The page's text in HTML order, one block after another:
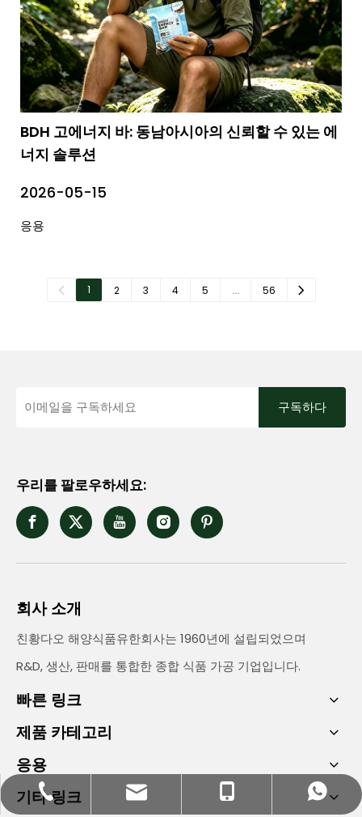
BDH 고에너지 바: 동남아시아의 신뢰할 수 있는 에
너지 솔루션
2026-05-15
응용
1 2 3 4 5 … 56
구독하다
우리를 팔로우하세요:
회사 소개
친황다오 해양식품유한회사는 1960년에 설립되었으며
R&D, 생산, 판매를 통합한 종합 식품 가공 기업입니다.
0335-3957085
bettyzhang@qhdhysp.com
+86- 13133515208
+86 13133515208
빠른 링크
제품 카테고리
응용
기타 링크